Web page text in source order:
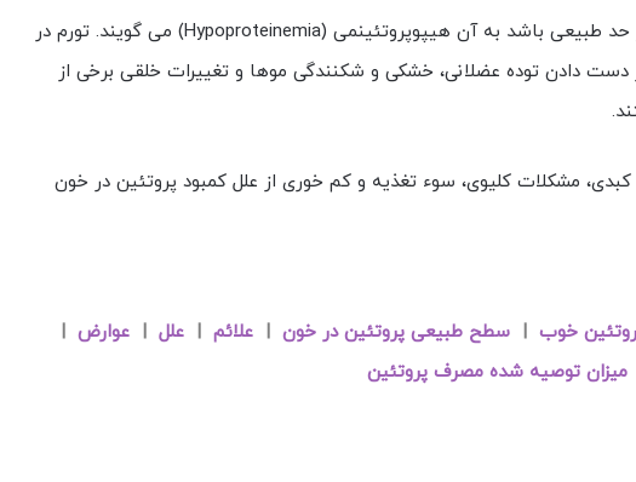
اگر سطح پروتئین در خون کمتر از حد طبیعی باشد به آن هیپوپروتئینمی (Hypoproteinemia) می گویند. تورم در
دست دادن توده عضلانی، خشکی و شکنندگی موها و تغییرات خلقی برخی از
کبدی، مشکلات کلیوی، سوء تغذیه و کم خوری از علل کمبود پروتئین در خون
خوب | سطح طبیعی پروتئین در خون | علائم | علل | عوارض |
میزان توصیه شده مصرف پروتئین